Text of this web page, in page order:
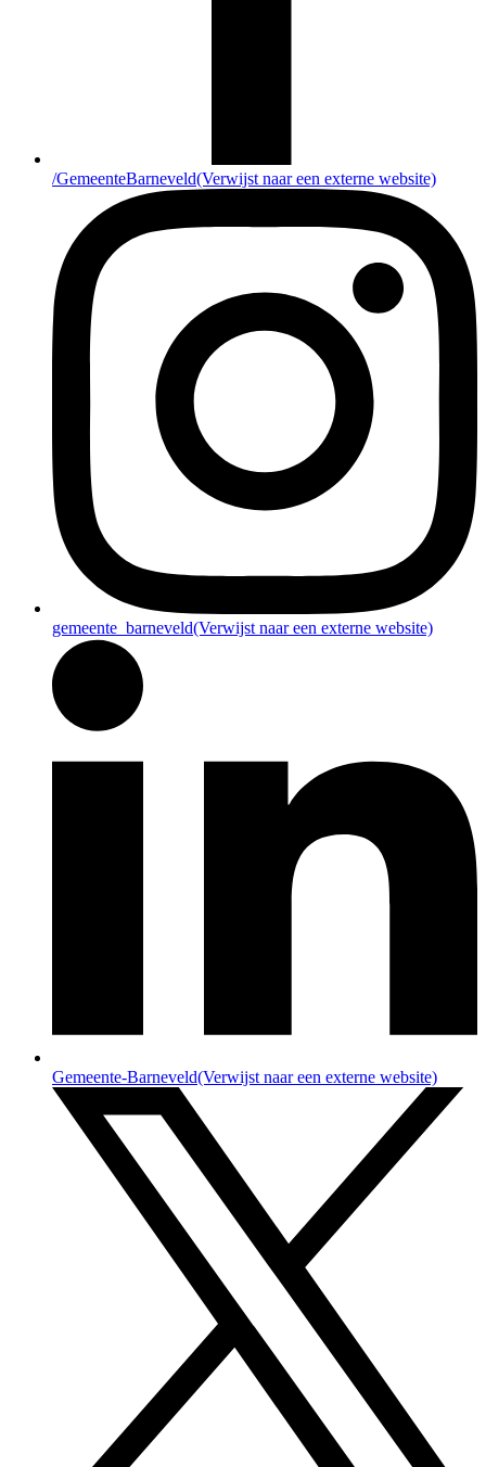
/GemeenteBarneveld(Verwijst naar een externe website)
gemeente_barneveld(Verwijst naar een externe website)
Gemeente-Barneveld(Verwijst naar een externe website)